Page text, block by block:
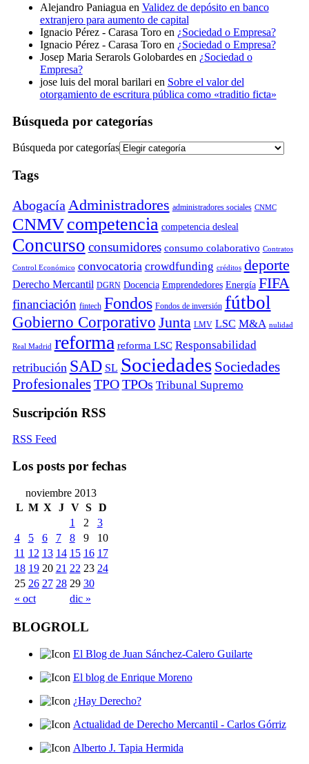
Alejandro Paniagua en Validez de depósito en banco
extranjero para aumento de capital
Ignacio Pérez - Carasa Toroen ¿Sociedad o Empresa?
Ignacio Pérez - Carasa Toroen ¿Sociedad o Empresa?
Josep Maria Serarols Golobardesen ¿Sociedad o
Empresa?
jose luis del moral barilari en Sobre el valor del
otorgamiento de escritura pública como «traditio ficta»
Búsqueda por categorías
Búsqueda por categorías
Tags
Abogacía Administradores administradores sociales CNMC
CNMV competencia competencia desleal
Concurso consumidores consumo colaborativo Contratos
Control Económico convocatoria crowdfunding créditos deporte
Derecho Mercantil DGRN Docencia Emprendedores Energía FIFA
financiación fintech Fondos Fondos de inversión fútbol
Gobierno Corporativo Junta LMV LSC M&A nulidad
Real Madrid reforma reforma LSC Responsabilidad
retribución SAD SL Sociedades Sociedades
Profesionales TPO TPOs Tribunal Supremo
Suscripción RSS
RSS Feed
Los posts por fechas
noviembre 2013
L M X J V S D
« oct dic »
1 2
3
4
5 6 7 8 9
10
11 12 13 14 15 16 17
18 19 20 21 22 23 24
25 26 27 28 29 30
BLOGROLL
El Blog de Juan Sánchez-Calero Guilarte
El blog de Enrique Moreno
¿Hay Derecho?
Actualidad de Derecho Mercantil - Carlos Górriz
Alberto J. Tapia Hermida